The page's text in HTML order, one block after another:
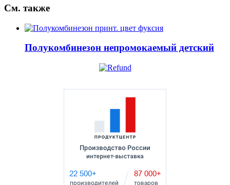
См. также
Полукомбинезон непромокаемый детский